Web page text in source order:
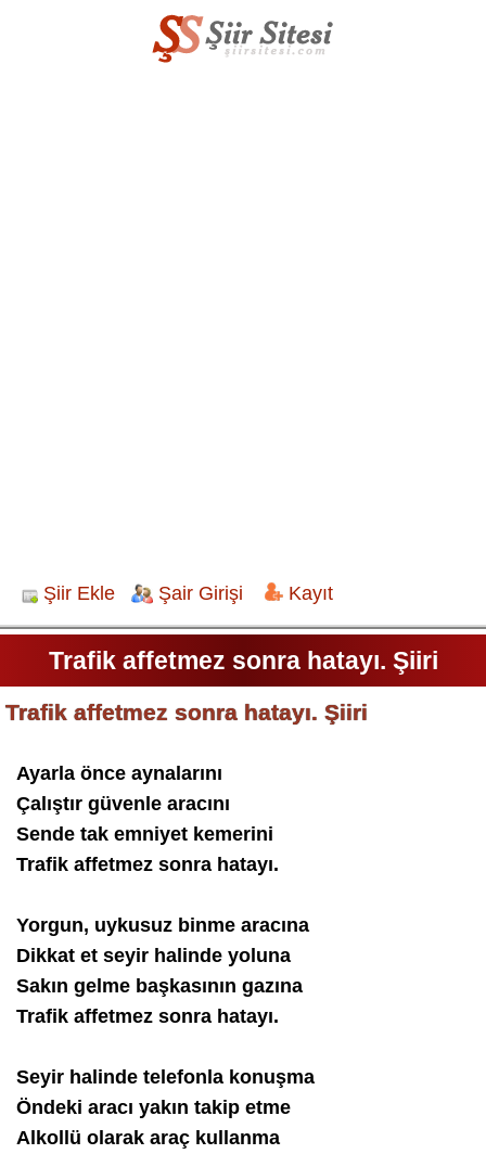
Şiir Ekle Şair Girişi Kayıt
Trafik affetmez sonra hatayı. Şiiri
Trafik affetmez sonra hatayı. Şiiri
Ayarla önce aynalarını
Çalıştır güvenle aracını
Sende tak emniyet kemerini
Trafik affetmez sonra hatayı.
Yorgun, uykusuz binme aracına
Dikkat et seyir halinde yoluna
Sakın gelme başkasının gazına
Trafik affetmez sonra hatayı.
Seyir halinde telefonla konuşma
Öndeki aracı yakın takip etme
Alkollü olarak araç kullanma